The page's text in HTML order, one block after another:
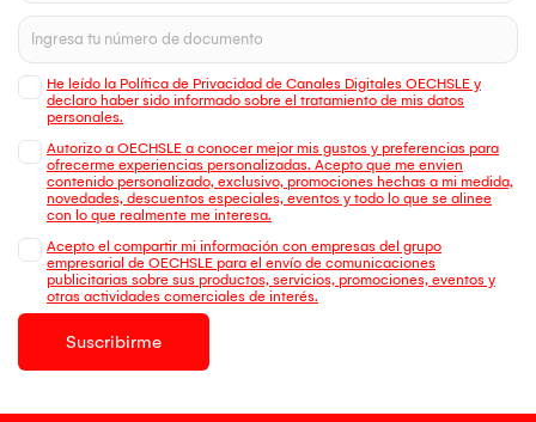
He leído la Política de Privacidad de Canales Digitales OECHSLE y
declaro haber sido informado sobre el tratamiento de mis datos
personales.
Autorizo a OECHSLE a conocer mejor mis gustos y preferencias para
ofrecerme experiencias personalizadas. Acepto que me envien
contenido personalizado, exclusivo, promociones hechas a mi medida,
novedades, descuentos especiales, eventos y todo lo que se alinee
con lo que realmente me interesa.
Acepto el compartir mi información con empresas del grupo
empresarial de OECHSLE para el envío de comunicaciones
publicitarias sobre sus productos, servicios, promociones, eventos y
otras actividades comerciales de interés.
Suscribirme